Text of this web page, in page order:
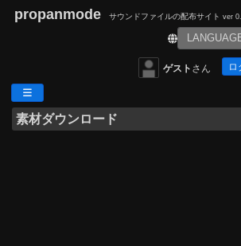
propanmode サウンドファイルの配布サイト ver
ゲスト さん ロ
素材ダウンロード